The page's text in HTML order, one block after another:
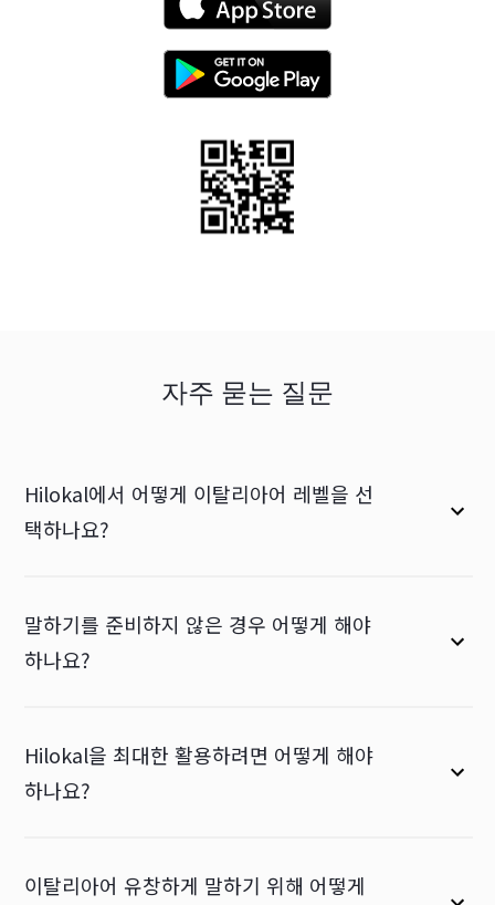
자주 묻는 질문
Hilokal에서 어떻게 이탈리아어 레벨을 선
택하나요?
말하기를 준비하지 않은 경우 어떻게 해야
하나요?
Hilokal을 최대한 활용하려면 어떻게 해야
하나요?
이탈리아어 유창하게 말하기 위해 어떻게